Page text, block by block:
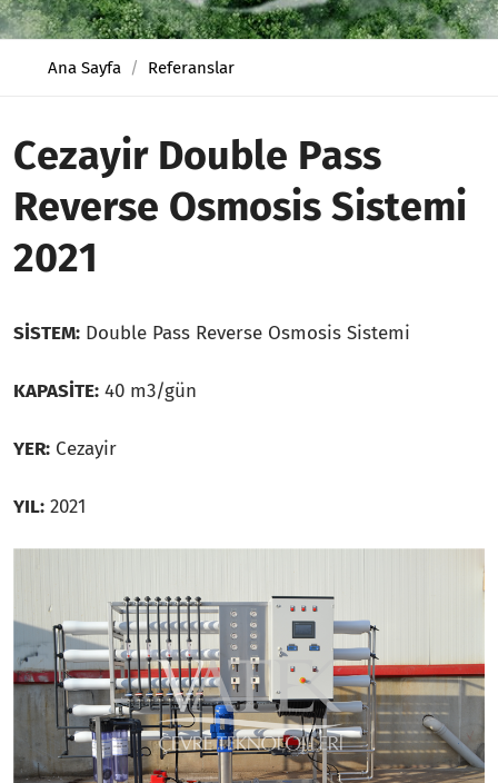
Ana Sayfa Referanslar
Cezayir Double Pass
Reverse Osmosis Sistemi
2021
SİSTEM: Double Pass Reverse Osmosis Sistemi
KAPASİTE: 40 m3/gün
YER: Cezayir
YIL: 2021